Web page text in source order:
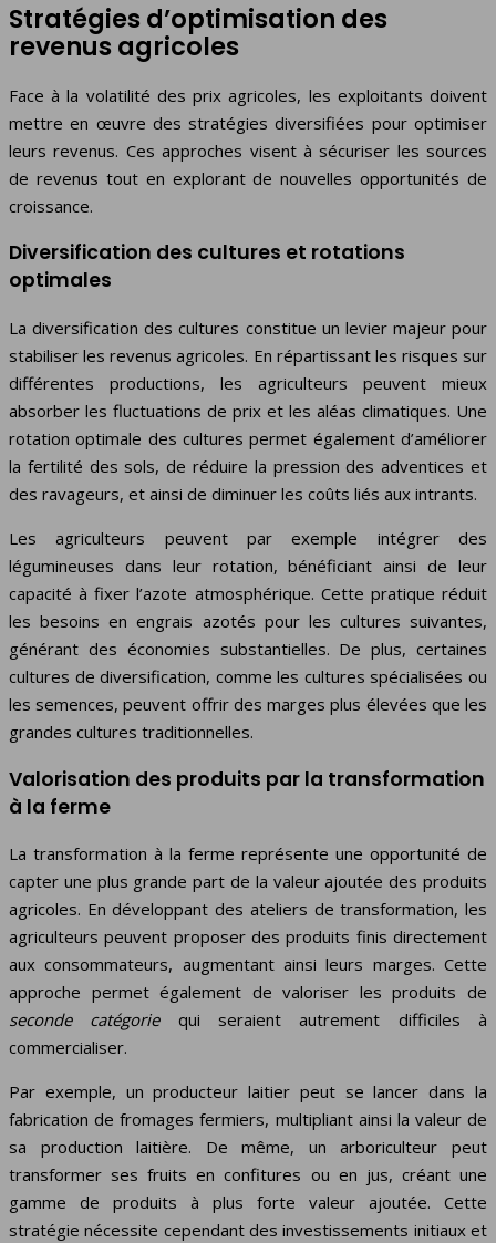
Stratégies d’optimisation des
revenus agricoles
Face à la volatilité des prix agricoles, les exploitants doivent
mettre en œuvre des stratégies diversifiées pour optimiser
leurs revenus. Ces approches visent à sécuriser les sources
de revenus tout en explorant de nouvelles opportunités de
croissance.
Diversification des cultures et rotations
optimales
La diversification des cultures constitue un levier majeur pour
stabiliser les revenus agricoles. En répartissant les risques sur
différentes productions, les agriculteurs peuvent mieux
absorber les fluctuations de prix et les aléas climatiques. Une
rotation optimale des cultures permet également d’améliorer
la fertilité des sols, de réduire la pression des adventices et
des ravageurs, et ainsi de diminuer les coûts liés aux intrants.
Les agriculteurs peuvent par exemple intégrer des
légumineuses dans leur rotation, bénéficiant ainsi de leur
capacité à fixer l’azote atmosphérique. Cette pratique réduit
les besoins en engrais azotés pour les cultures suivantes,
générant des économies substantielles. De plus, certaines
cultures de diversification, comme les cultures spécialisées ou
les semences, peuvent offrir des marges plus élevées que les
grandes cultures traditionnelles.
Valorisation des produits par la transformation
à la ferme
La transformation à la ferme représente une opportunité de
capter une plus grande part de la valeur ajoutée des produits
agricoles. En développant des ateliers de transformation, les
agriculteurs peuvent proposer des produits finis directement
aux consommateurs, augmentant ainsi leurs marges. Cette
approche permet également de valoriser les produits de
seconde catégorie qui seraient autrement difficiles à
commercialiser.
Par exemple, un producteur laitier peut se lancer dans la
fabrication de fromages fermiers, multipliant ainsi la valeur de
sa production laitière. De même, un arboriculteur peut
transformer ses fruits en confitures ou en jus, créant une
gamme de produits à plus forte valeur ajoutée. Cette
stratégie nécessite cependant des investissements initiaux et